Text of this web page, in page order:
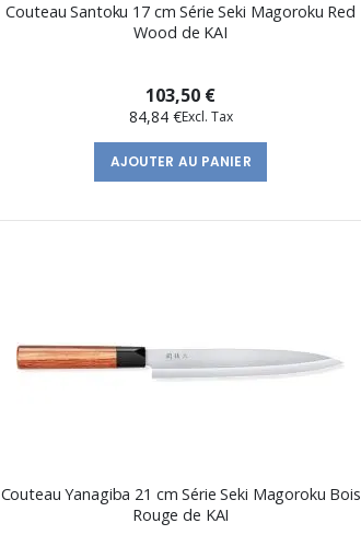
Couteau Santoku 17 cm Série Seki Magoroku Red
Wood de KAI
103,50 €
84,84 €
AJOUTER AU PANIER
Couteau Yanagiba 21 cm Série Seki Magoroku Bois
Rouge de KAI